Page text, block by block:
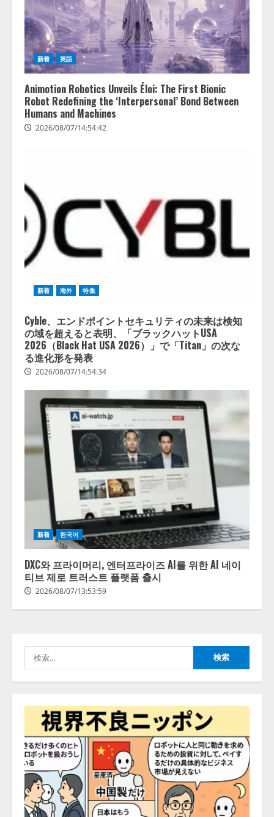
新着 英語
Animotion Robotics Unveils Éloi: The First Bionic
Robot Redefining the ‘Interpersonal’ Bond Between
Humans and Machines
2026/08/07/14:54:42
新着 海外 特集
Cyble、エンドポイントセキュリティの未来は検知
の域を超えると表明、「ブラックハットUSA
2026（Black Hat USA 2026）」で「Titan」の次な
る進化形を発表
2026/08/07/14:54:34
新着 한국어
DXC와 프라이머리, 엔터프라이즈 AI를 위한 AI 네이
티브 제로 트러스트 플랫폼 출시
2026/08/07/13:53:59
索:
2
【2026年企業のAI導入・活用に関
する調査】AIを組織として導入で
きている企業は26.8％。AI導入企
業の68.0％が、自社でのAI導入・
活用は「上手くいっている」と回
答
ナレッジワーク、AIエンジニア油
の業界特化LLM」の開発とAI研究
2026/08/07/10:54:31
4
「TinhVan Technologies JSC.」と業
務提携
2026/08/06/14:54:32
藤原竜也がAIで組織の改善点を見
抜く！ SKYSEA Client View 新テ
レビCM公開！ 新オプション！ AI
が組織の業務実態を分析し労務改